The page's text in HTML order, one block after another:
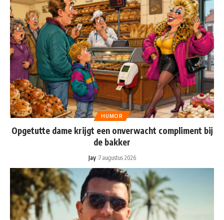
HUMOR
Opgetutte dame krijgt een onverwacht compliment bij
de bakker
Jay 7 augustus 2026